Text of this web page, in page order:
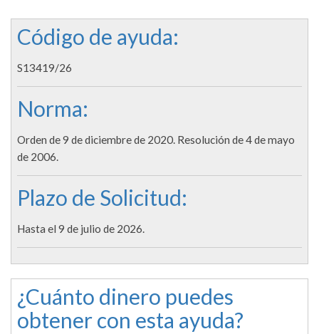
Código de ayuda:
S13419/26
Norma:
Orden de 9 de diciembre de 2020. Resolución de 4 de mayo
de 2006.
Plazo de Solicitud:
Hasta el 9 de julio de 2026.
¿Cuánto dinero puedes
obtener con esta ayuda?